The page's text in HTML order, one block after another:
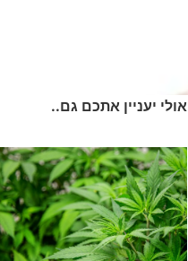
אולי יעניין אתכם גם..